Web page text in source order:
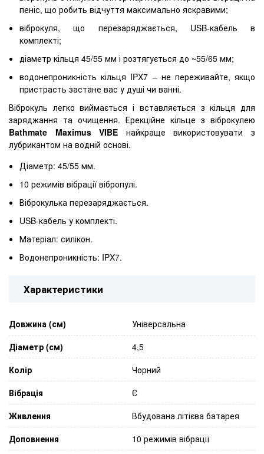
пеніс, що робить відчуття максимально яскравими;
віброкуля, що перезаряджається, USB-кабель в
комплекті;
діаметр кільця 45/55 мм і розтягується до ~55/65 мм;
водонепроникність кільця IPX7 – не переживайте, якщо
пристрасть застане вас у душі чи ванні.
Віброкуль легко виймається і вставляється з кільця для
заряджання та очищення. Ерекційне кільце з віброкулею
Bathmate Maximus VIBE найкраще використовувати з
лубрикантом на водній основі.
Діаметр: 45/55 мм.
10 режимів вібрації вібропулі.
Віброкулька перезаряджається.
USB-кабель у комплекті.
Матеріал: силікон.
Водонепроникність: IPX7.
Характеристики
Довжина (см)
Універсальна
Діаметр (см)
4,5
Колір
Чорний
Вібрація
Є
Живлення
Вбудована літієва батарея
Доповнення
10 режимів вібрації